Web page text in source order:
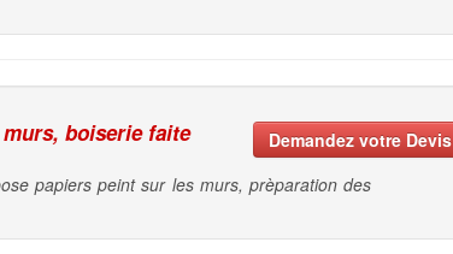
boiserie faite
Demandez votre Devis
papiers peint sur les murs, prèparation des